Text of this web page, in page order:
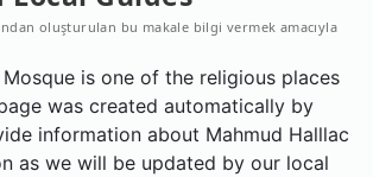
oluşturulan bu makale bilgi vermek amacıyla
is one of the religious places
was created automatically by
information about Mahmud Halllac
as we will be updated by our local